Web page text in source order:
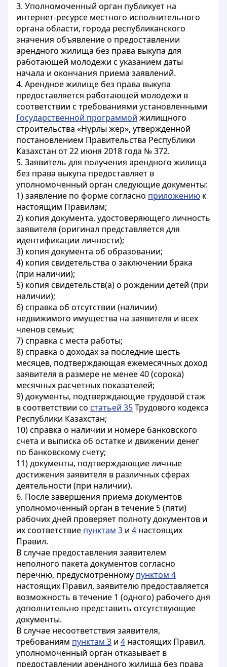
3. Уполномоченный орган публикует на
интернет-ресурсе местного исполнительного
органа области, города республиканского
значения объявление о предоставлении
арендного жилища без права выкупа для
работающей молодежи с указанием даты
начала и окончания приема заявлений.
4. Арендное жилище без права выкупа
предоставляется работающей молодежи в
соответствии с требованиями установленными
Государственной программой жилищного
строительства «Нұрлы жер», утвержденной
постановлением Правительства Республики
Казахстан от 22 июня 2018 года № 372.
5. Заявитель для получения арендного жилища
без права выкупа предоставляет в
уполномоченный орган следующие документы:
1) заявление по форме согласно приложению к
настоящим Правилам;
2) копия документа, удостоверяющего личность
заявителя (оригинал представляется для
идентификации личности);
3) копия документа об образовании;
4) копия свидетельства о заключении брака
(при наличии);
5) копия свидетельств(а) о рождении детей (при
наличии);
6) справка об отсутствии (наличии)
недвижимого имущества на заявителя и всех
членов семьи;
7) справка с места работы;
8) справка о доходах за последние шесть
месяцев, подтверждающая ежемесячных доход
заявителя в размере не менее 40 (сорока)
месячных расчетных показателей;
9) документы, подтверждающие трудовой стаж
в соответствии со статьей 35Трудового кодекса
Республики Казахстан;
10) справка о наличии и номере банковского
счета и выписка об остатке и движении денег
по банковскому счету;
11) документы, подтверждающие личные
достижения заявителя в различных сферах
деятельности (при наличии).
6. После завершения приема документов
уполномоченный орган в течение 5 (пяти)
рабочих дней проверяет полноту документов и
их соответствие пунктам 3 и 4 настоящих
Правил.
В случае предоставления заявителем
неполного пакета документов согласно
перечню, предусмотренному пунктом 4
настоящих Правил, заявителю предоставляется
возможность в течение 1 (одного) рабочего дня
дополнительно представить отсутствующие
документы.
В случае несоответствия заявителя,
требованиям пунктам 3 и 4 настоящих Правил,
уполномоченный орган отказывает в
предоставлении арендного жилища без права